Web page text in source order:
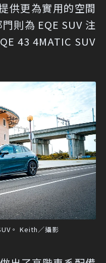
供更為實用的空間
則為 EQE SUV 注
43 4MATIC SUV
。 Keith／攝影